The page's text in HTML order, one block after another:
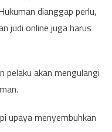
dianggap perlu,
judi online juga harus
pelaku akan mengulangi
upaya menyembuhkan